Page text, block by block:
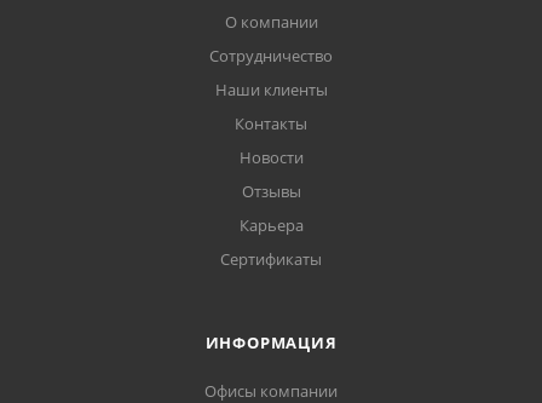
О компании
Сотрудничество
Наши клиенты
Контакты
Новости
Отзывы
Карьера
Сертификаты
ИНФОРМАЦИЯ
Офисы компании